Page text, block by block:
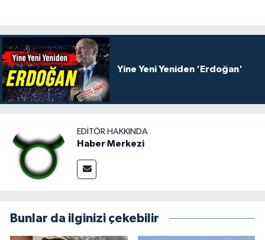
Yine Yeni Yeniden ‘Erdoğan'
EDITÖR HAKKINDA
Haber Merkezi
Bunlar da ilginizi çekebilir